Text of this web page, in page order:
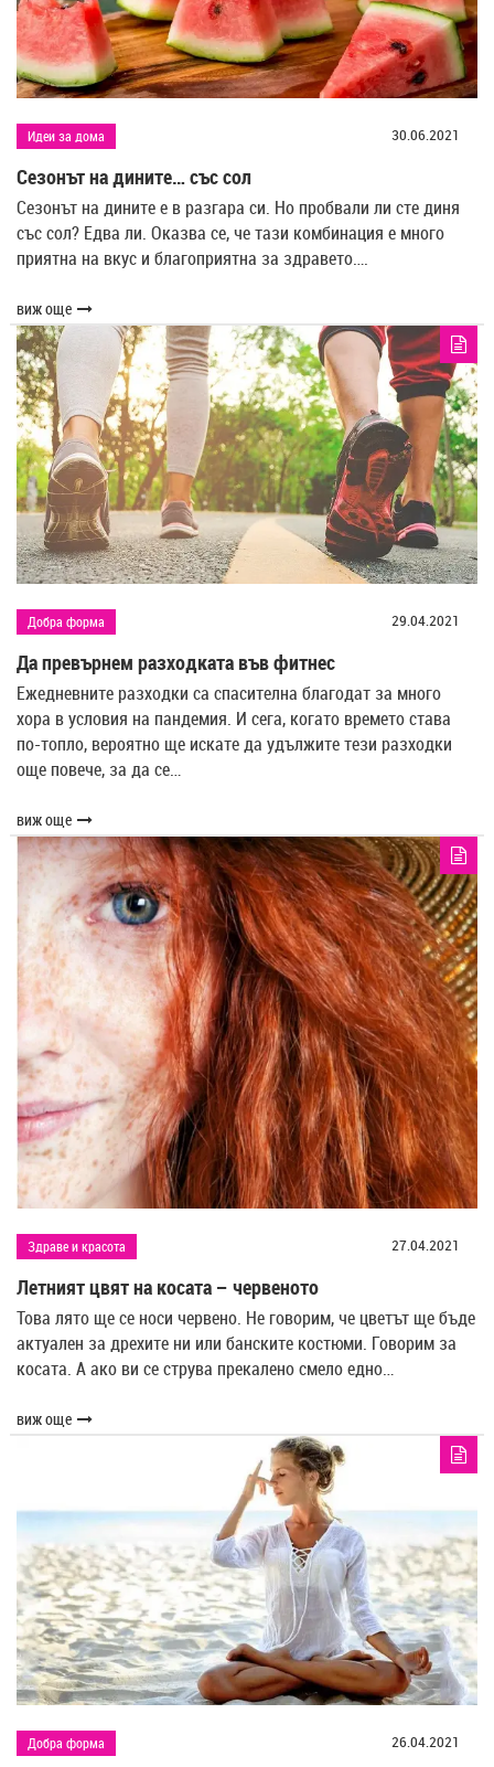
Идеи за дома 30.06.2021
Сезонът на дините… със сол
Сезонът на дините е в разгара си. Но пробвали ли сте диня
със сол? Едва ли. Оказва се, че тази комбинация е много
приятна на вкус и благоприятна за здравето….
виж още
Добра форма 29.04.2021
Да превърнем разходката във фитнес
Ежедневните разходки са спасителна благодат за много
хора в условия на пандемия. И сега, когато времето става
по-топло, вероятно ще искате да удължите тези разходки
още повече, за да се…
виж още
Здраве и красота 27.04.2021
Летният цвят на косата – червеното
Това лято ще се носи червено. Не говорим, че цветът ще бъде
актуален за дрехите ни или банските костюми. Говорим за
косата. А ако ви се струва прекалено смело едно…
виж още
Добра форма 26.04.2021